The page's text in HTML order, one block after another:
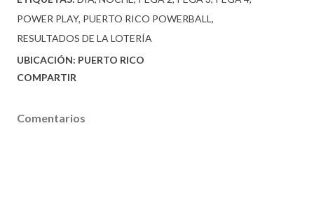
POWER PLAY PUERTO RICO POWERBALL
RESULTADOS DE LA LOTERÍA
UBICACIÓN: PUERTO RICO
COMPARTIR
Comentarios